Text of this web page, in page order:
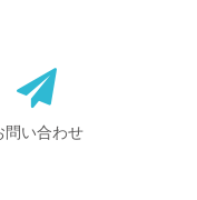
問い合わせ